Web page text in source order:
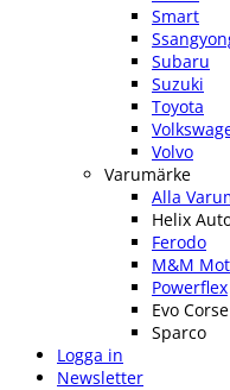
Smart
Subaru
Suzuki
Toyota
Volvo
Varumärke
Alla
Helix
Ferodo
M&M
Powerflex
Evo Corse
Sparco
Logga in
Newsletter